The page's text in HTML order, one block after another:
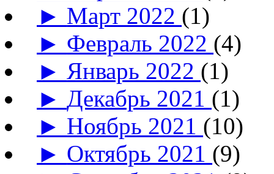
► Март 2022 (1)
► Февраль 2022 (4)
► Январь 2022 (1)
►Декабрь 2021 (1)
► Ноябрь 2021 (10)
► Октябрь 2021 (9)